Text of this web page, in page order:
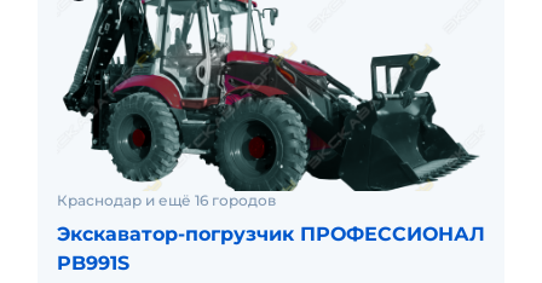
Краснодар и ещё 16 городов
Экскаватор-погрузчик ПРОФЕССИОНАЛ
PB991S